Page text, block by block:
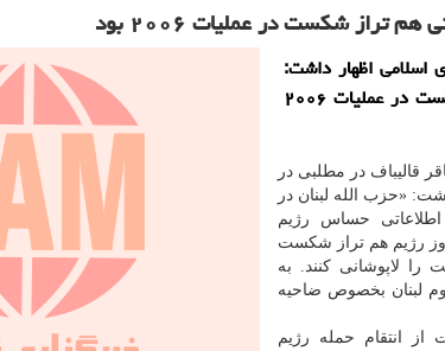
شکست در عملیات ۲۰۰۶ بود
اظهار داشت:
شکست امروز رژیم صهیونیستی هم تراز شکست در عملیات ۲۰۰۶
قالیباف در مطلبی در
«حزب الله لبنان در
حساس رژیم
رژیم هم تراز شکست
شکست را لاپوشانی کنند. ‏به
لبنان بخصوص ضاحیه
انتقام حمله رژیم